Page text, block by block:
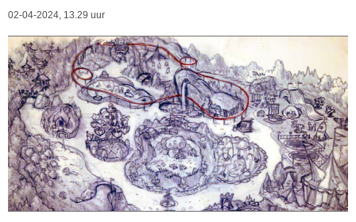
02-04-2024, 13.29 uur